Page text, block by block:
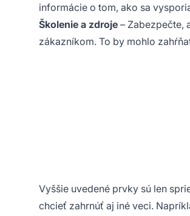
informácie o tom, ako sa
Školenie a zdroje – Zabezpečte,
zákazníkom. To by mohlo
Vyššie uvedené prvky sú len
chcieť zahrnúť aj iné veci.